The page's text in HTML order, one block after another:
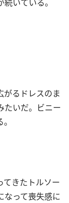
がるドレスのま
たいだ。ビニー
てきたトルソー
なって喪失感に